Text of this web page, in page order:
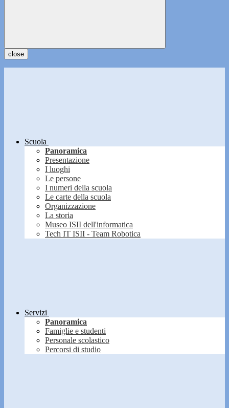
close
Scuola
Panoramica
Presentazione
I luoghi
Le persone
I numeri della scuola
Le carte della scuola
Organizzazione
La storia
Museo ISII dell'informatica
Tech IT ISII - Team Robotica
Servizi
Panoramica
Famiglie e studenti
Personale scolastico
Percorsi di studio